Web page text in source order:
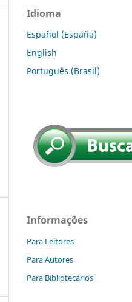
Idioma
Español (España)
English
Português (Brasil)
Informações
Para Leitores
Para Autores
Para Bibliotecários